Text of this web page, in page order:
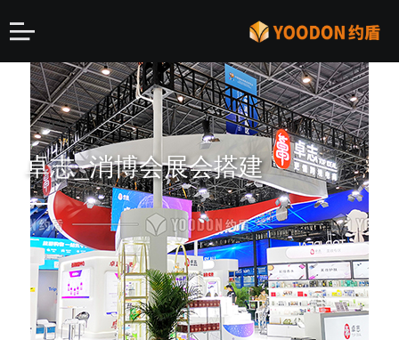
卓志_消博会展会搭建